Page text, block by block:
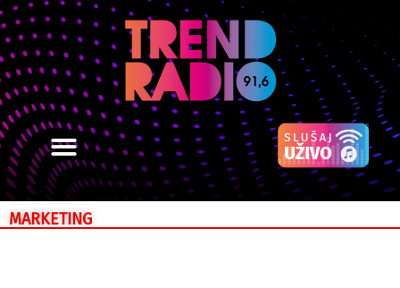
MARKETING